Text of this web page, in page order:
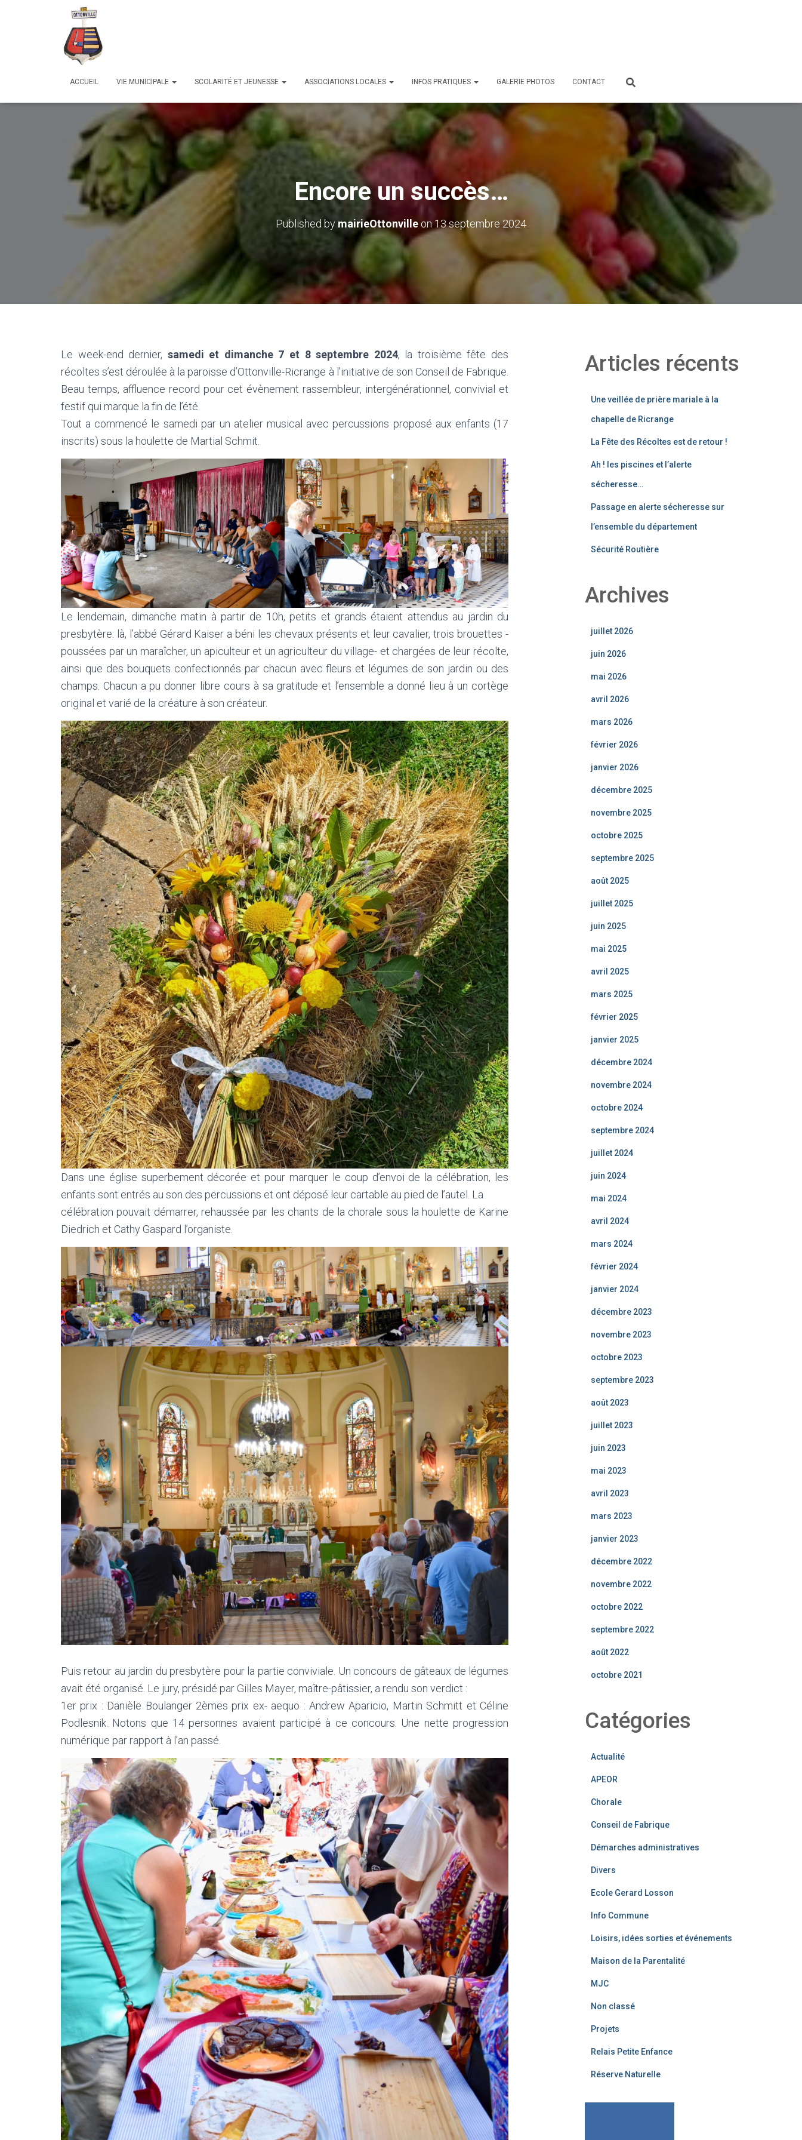
ACCUEIL VIE MUNICIPALE SCOLARITÉ ET JEUNESSE ASSOCIATIONS LOCALES INFOS PRATIQUES GALERIE PHOTOS CONTACT
Encore un succès…
Published by mairieOttonville on13 septembre 2024
Le week-end dernier, samedi et dimanche 7 et 8 septembre 2024, la troisième fête des
récoltes s’est déroulée à la paroisse d’Ottonville-Ricrange à l’initiative de son Conseil de Fabrique.
Beau temps, affluence record pour cet évènement rassembleur, intergénérationnel, convivial et
festif qui marque la fin de l’été.
Tout a commencé le samedi par un atelier musical avec percussions proposé aux enfants (17
inscrits) sous la houlette de Martial Schmit.
Le lendemain, dimanche matin à partir de 10h, petits et grands étaient attendus au jardin du
presbytère: là, l’abbé Gérard Kaiser a béni les chevaux présents et leur cavalier, trois brouettes -
poussées par un maraîcher, un apiculteur et un agriculteur du village- et chargées de leur récolte,
ainsi que des bouquets confectionnés par chacun avec fleurs et légumes de son jardin ou des
champs. Chacun a pu donner libre cours à sa gratitude et l’ensemble a donné lieu à un cortège
original et varié de la créature à son créateur.
Dans une église superbement décorée et pour marquer le coup d’envoi de la célébration, les
enfants sont entrés au son des percussions et ont déposé leur cartable au pied de l’autel. La
célébration pouvait démarrer, rehaussée par les chants de la chorale sous la houlette de Karine
Diedrich et Cathy Gaspard l’organiste.
Puis retour au jardin du presbytère pour la partie conviviale. Un concours de gâteaux de légumes
avait été organisé. Le jury, présidé par Gilles Mayer, maître-pâtissier, a rendu son verdict :
1er prix : Danièle Boulanger 2èmes prix ex- aequo : Andrew Aparicio, Martin Schmitt et Céline
Podlesnik. Notons que 14 personnes avaient participé à ce concours. Une nette progression
numérique par rapport à l’an passé.
Articles récents
Une veillée de prière mariale à la
chapelle de Ricrange
La Fête des Récoltes est de retour !
Ah ! les piscines et l’alerte
sécheresse…
Passage en alerte sécheresse sur
l’ensemble du département
Sécurité Routière
Archives
juillet 2026
juin 2026
mai 2026
avril 2026
mars 2026
février 2026
janvier 2026
décembre 2025
novembre 2025
octobre 2025
septembre 2025
août 2025
juillet 2025
juin 2025
mai 2025
avril 2025
mars 2025
février 2025
janvier 2025
décembre 2024
novembre 2024
octobre 2024
septembre 2024
juillet 2024
juin 2024
mai 2024
avril 2024
mars 2024
février 2024
janvier 2024
décembre 2023
novembre 2023
octobre 2023
septembre 2023
août 2023
juillet 2023
juin 2023
mai 2023
avril 2023
mars 2023
janvier 2023
décembre 2022
novembre 2022
octobre 2022
septembre 2022
août 2022
octobre 2021
Catégories
Actualité
APEOR
Chorale
Conseil de Fabrique
Démarches administratives
Divers
Ecole Gerard Losson
Info Commune
Loisirs, idées sorties et événements
Maison de la Parentalité
MJC
Non classé
Projets
Relais Petite Enfance
Réserve Naturelle